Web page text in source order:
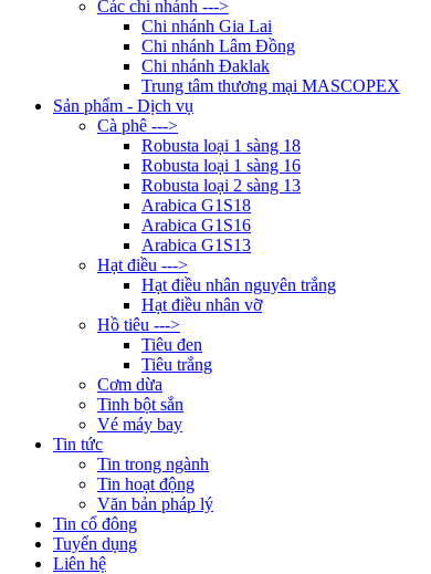
Các chi nhánh --->
Chi nhánh Gia Lai
Chi nhánh Lâm Đồng
Chi nhánh Đaklak
Trung tâm thương mại MASCOPEX
Sản phẩm - Dịch vụ
Cà phê --->
Robusta loại 1 sàng 18
Robusta loại 1 sàng 16
Robusta loại 2 sàng 13
Arabica G1S18
Arabica G1S16
Arabica G1S13
Hạt điều --->
Hạt điều nhân nguyên trắng
Hạt điều nhân vỡ
Hồ tiêu --->
Tiêu đen
Tiêu trắng
Cơm dừa
Tinh bột sắn
Vé máy bay
Tin tức
Tin trong ngành
Tin hoạt động
Văn bản pháp lý
Tin cổ đông
Tuyển dụng
Liên hệ